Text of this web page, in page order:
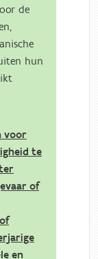
de
hun
voor
te
of
en